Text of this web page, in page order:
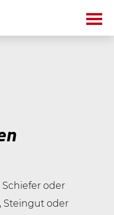
oder
Steingut oder